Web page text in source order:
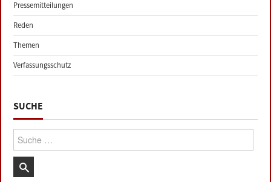
Pressemitteilungen
Reden
Themen
Verfassungsschutz
SUCHE
Suche: